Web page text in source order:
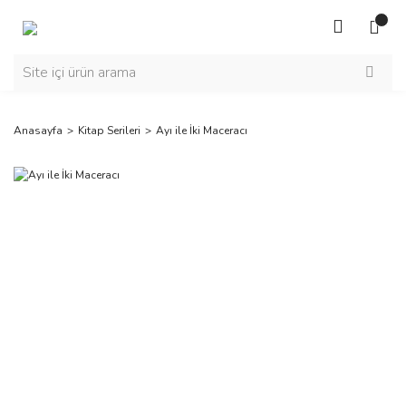
Anasayfa Kitap Serileri Ayı ile İki Maceracı